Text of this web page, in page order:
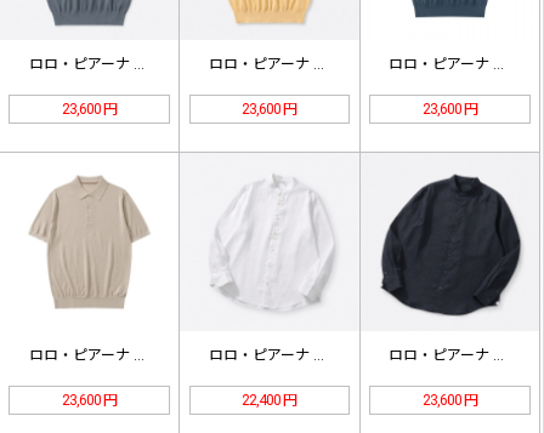
23,600 円 23,600 円 23,600 円
ロロ・ピアーナ Sottile ウー…
23,600 円
ロロ・ピアーナ エリア ソレールリネ…
22,400 円
ロロ・ピアーナ エリア ソレールリネ…
23,600 円